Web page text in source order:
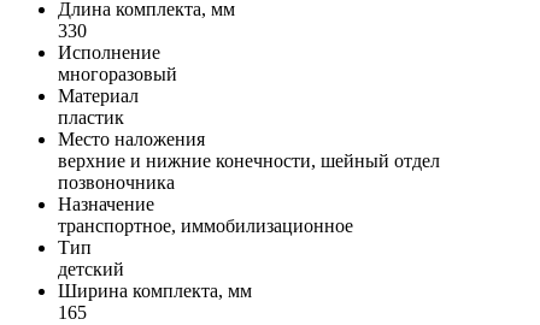
Длина комплекта, мм
330
Исполнение
многоразовый
Материал
пластик
Место наложения
верхние и нижние конечности, шейный отдел
позвоночника
Назначение
транспортное, иммобилизационное
Тип
детский
Ширина комплекта, мм
165